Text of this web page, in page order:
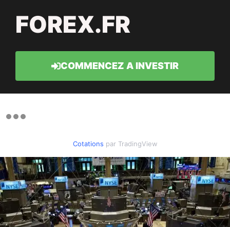
FOREX.FR
COMMENCEZ A INVESTIR
Cotations par TradingView